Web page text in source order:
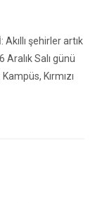
Akıllı şehirler artık
Salı günü
Kırmızı